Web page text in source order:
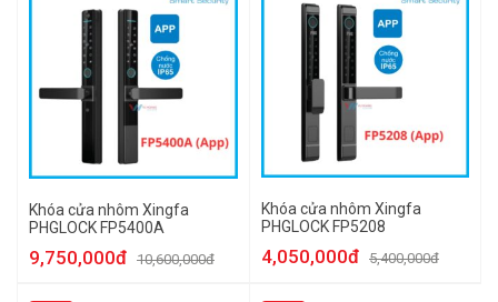
Khóa cửa nhôm Xingfa
PHGLOCK FP5400A
9,750,000đ 10,600,000đ
Khóa cửa nhôm Xingfa
PHGLOCK FP5208
4,050,000đ 5,400,000đ